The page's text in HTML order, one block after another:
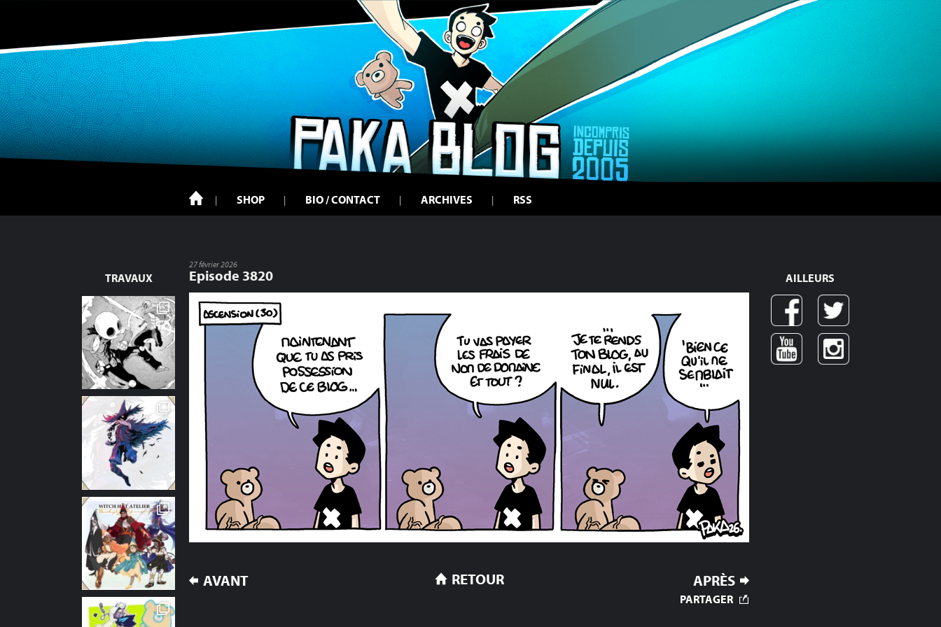
SHOP BIO / CONTACT ARCHIVES RSS
TRAVAUX
27 février 2026
Episode 3820
NAVIGATION
AVANT APRÈS
RETOUR
PARTAGER
AILLEURS